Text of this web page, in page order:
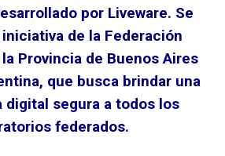
por Liveware. Se
de la Federación
Provincia de Buenos Aires
que busca brindar una
digital segura a todos los
federados.